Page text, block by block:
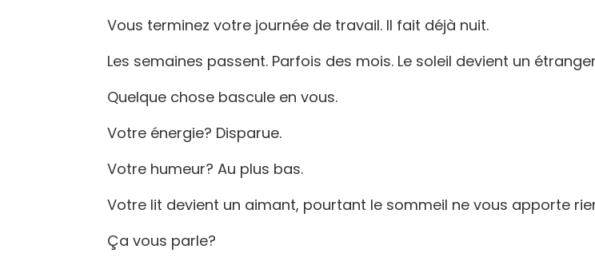
Vous terminez votre journée de travail. Il fait déjà nuit.
Les semaines passent. Parfois des mois. Le soleil devient un
Quelque chose bascule en vous.
Votre énergie? Disparue.
Votre humeur? Au plus bas.
Votre lit devient un aimant, pourtant le sommeil ne vous apporte
Ça vous parle?